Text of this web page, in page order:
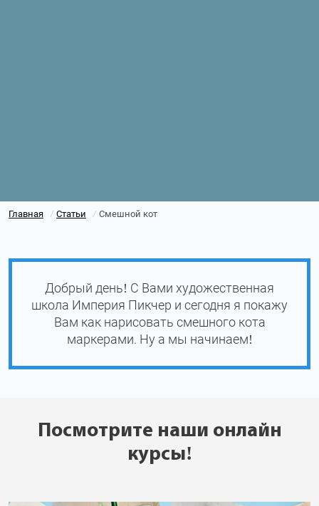
Главная / Статьи / Смешной кот
Добрый день! С Вами художественная
школа Империя Пикчер и сегодня я покажу
Вам как нарисовать смешного кота
маркерами. Ну а мы начинаем!
Посмотрите наши онлайн
курсы!